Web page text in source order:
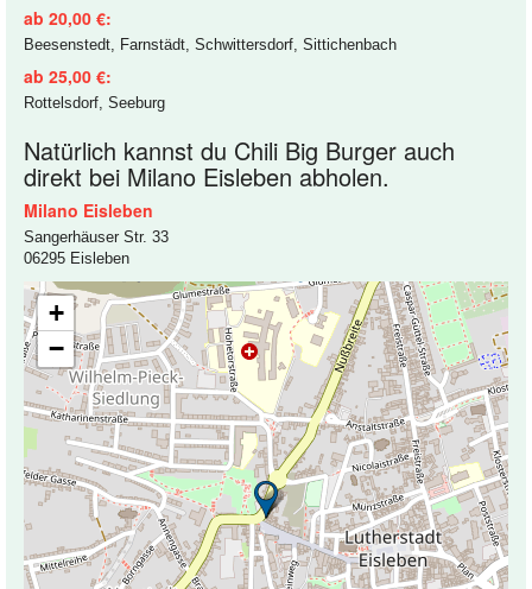
ab 20,00 €:
Beesenstedt, Farnstädt, Schwittersdorf, Sittichenbach
ab 25,00 €:
Rottelsdorf, Seeburg
Natürlich kannst du Chili Big Burger auch
direkt bei Milano Eisleben abholen.
Milano Eisleben
Sangerhäuser Str. 33
06295 Eisleben
+
−